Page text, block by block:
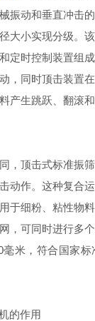
振动和垂直冲击
大小实现分级。
定时控制装置组
，同时顶击装置
产生跳跃、翻滚
顶击式标准振筛
动作。这种复合
于细粉、粘性物
，可同时进行多
米，符合国家标
的作用